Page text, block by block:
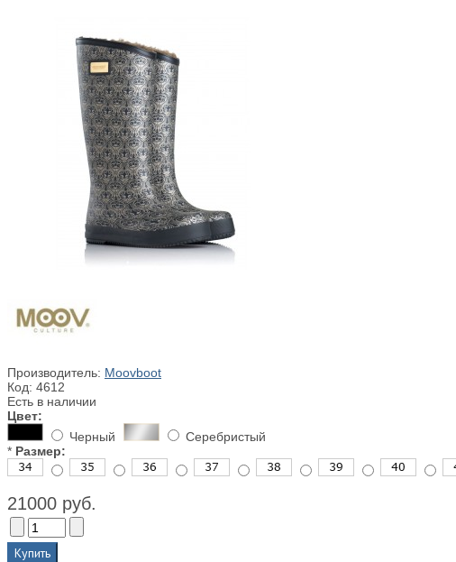
Производитель: Moovboot
Код: 4612
Есть в наличии
Цвет:
Черный
Серебристый
* Размер:
21000 руб.